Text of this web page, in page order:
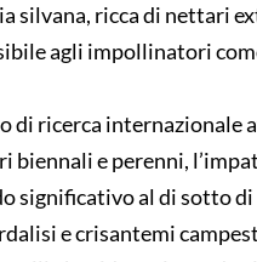
silvana, ricca di nettari
agli impollinatori
di ricerca internazionale
biennali e perenni,
significativo al di sotto di
e crisantemi